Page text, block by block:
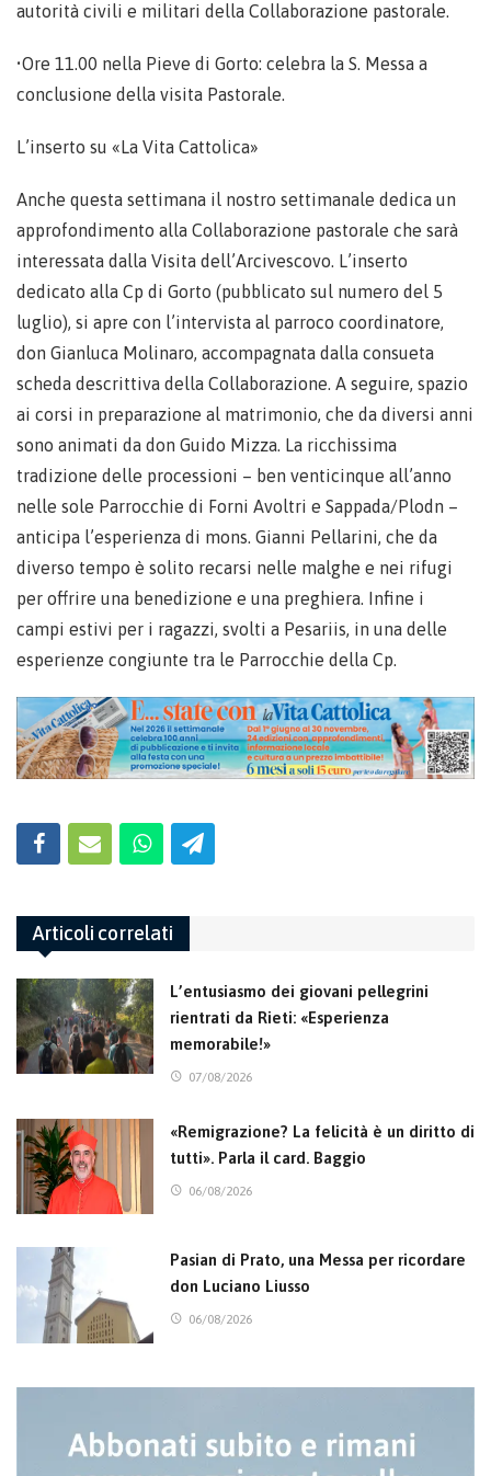
autorità civili e militari della Collaborazione pastorale.
•Ore 11.00 nella Pieve di Gorto: celebra la S. Messa a
conclusione della visita Pastorale.
L’inserto su «La Vita Cattolica»
Anche questa settimana il nostro settimanale dedica un
approfondimento alla Collaborazione pastorale che sarà
interessata dalla Visita dell’Arcivescovo. L’inserto
dedicato alla Cp di Gorto (pubblicato sul numero del 5
luglio), si apre con l’intervista al parroco coordinatore,
don Gianluca Molinaro, accompagnata dalla consueta
scheda descrittiva della Collaborazione. A seguire, spazio
ai corsi in preparazione al matrimonio, che da diversi anni
sono animati da don Guido Mizza. La ricchissima
tradizione delle processioni – ben venticinque all’anno
nelle sole Parrocchie di Forni Avoltri e Sappada/Plodn –
anticipa l’esperienza di mons. Gianni Pellarini, che da
diverso tempo è solito recarsi nelle malghe e nei rifugi
per offrire una benedizione e una preghiera. Infine i
campi estivi per i ragazzi, svolti a Pesariis, in una delle
esperienze congiunte tra le Parrocchie della Cp.
Articoli correlati
L’entusiasmo dei giovani pellegrini
rientrati da Rieti: «Esperienza
memorabile!»
07/08/2026
«Remigrazione? La felicità è un diritto di
tutti». Parla il card. Baggio
06/08/2026
Pasian di Prato, una Messa per ricordare
don Luciano Liusso
06/08/2026